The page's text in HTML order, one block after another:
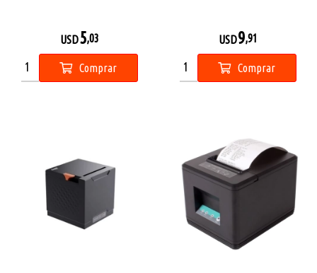
USD5,03
Comprar
USD9,91
Comprar